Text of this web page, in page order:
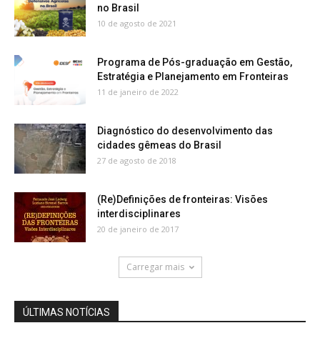
no Brasil
10 de agosto de 2021
Programa de Pós-graduação em Gestão,
Estratégia e Planejamento em Fronteiras
11 de janeiro de 2022
Diagnóstico do desenvolvimento das
cidades gêmeas do Brasil
27 de agosto de 2018
(Re)Definições de fronteiras: Visões
interdisciplinares
20 de janeiro de 2017
Carregar mais
ÚLTIMAS NOTÍCIAS